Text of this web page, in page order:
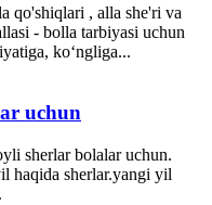
qo'shiqlari , alla she'ri va
- bolla tarbiyasi uchun
ko‘ngliga...
uchun
sherlar bolalar uchun.
haqida sherlar.yangi yil